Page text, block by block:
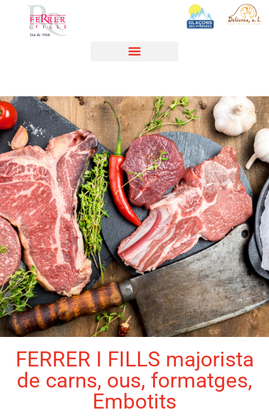
FERRER I FILLS majorista
de carns, ous, formatges,
Embotits